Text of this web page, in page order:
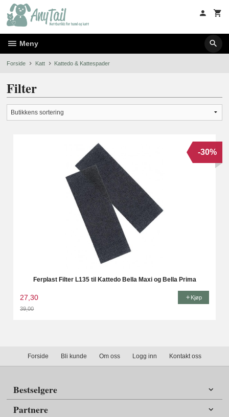
innholdet
Meny
Forside Katt Kattedo & Kattespader
Filter
Ferplast Filter L135 til Kattedo Bella Maxi og Bella Prima
27,30
39,00
-30%
Kjøp
Forside Bli kunde Om oss Logg inn Kontakt oss
Bestselgere
Partnere